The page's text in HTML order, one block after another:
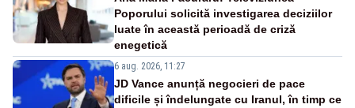
Poporului solicită investigarea deciziilor
luate în această perioadă de criză
enegetică
6 aug. 2026, 11:27
JD Vance anunță negocieri de pace
dificile și îndelungate cu Iranul, în timp ce